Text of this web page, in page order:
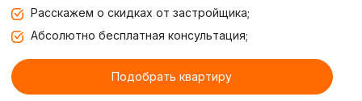
Расскажем о скидках от застройщика;
Абсолютно бесплатная консультация;
Подобрать квартиру